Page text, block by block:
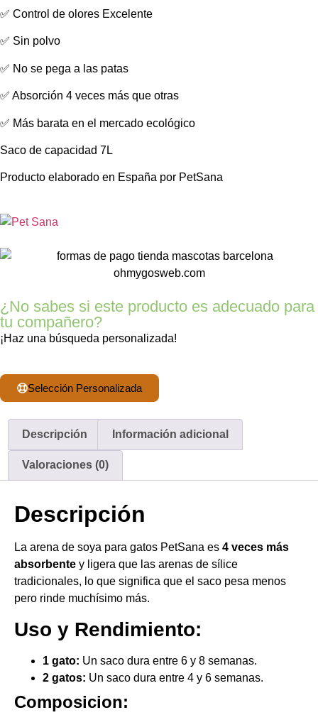
✅ Control de olores Excelente
✅ Sin polvo
✅ No se pega a las patas
✅ Absorción 4 veces más que otras
✅ Más barata en el mercado ecológico
Saco de capacidad 7L
Producto elaborado en España por PetSana
¿No sabes si este producto es adecuado para
tu compañero?
¡Haz una búsqueda personalizada!
Selección Personalizada
Descripción Información adicional
Valoraciones (0)
Descripción
La arena de soya para gatos PetSana es 4 veces más
absorbente y ligera que las arenas de sílice
tradicionales, lo que significa que el saco pesa menos
pero rinde muchísimo más.
Uso y Rendimiento:
1 gato: Un saco dura entre 6 y 8 semanas.
2 gatos: Un saco dura entre 4 y 6 semanas.
Composicion: